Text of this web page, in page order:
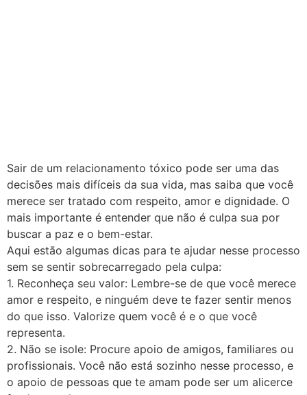
Sair de um relacionamento tóxico pode ser uma das
decisões mais difíceis da sua vida, mas saiba que você
merece ser tratado com respeito, amor e dignidade. O
mais importante é entender que não é culpa sua por
buscar a paz e o bem-estar.
Aqui estão algumas dicas para te ajudar nesse processo
sem se sentir sobrecarregado pela culpa:
1. Reconheça seu valor: Lembre-se de que você merece
amor e respeito, e ninguém deve te fazer sentir menos
do que isso. Valorize quem você é e o que você
representa.
2. Não se isole: Procure apoio de amigos, familiares ou
profissionais. Você não está sozinho nesse processo, e
o apoio de pessoas que te amam pode ser um alicerce